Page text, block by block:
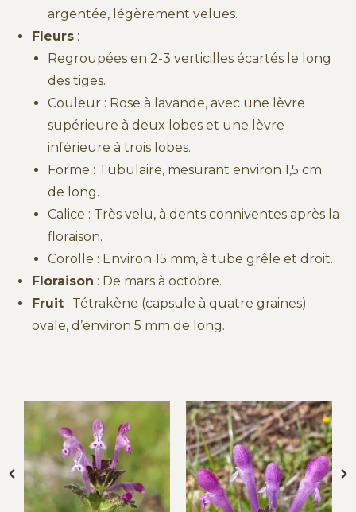
argentée, légèrement velues.
Fleurs :
Regroupées en 2-3 verticilles écartés le long
des tiges.
Couleur : Rose à lavande, avec une lèvre
supérieure à deux lobes et une lèvre
inférieure à trois lobes.
Forme : Tubulaire, mesurant environ 1,5 cm
de long.
Calice : Très velu, à dents conniventes après la
floraison.
Corolle : Environ 15 mm, à tube grêle et droit.
Floraison : De mars à octobre.
Fruit : Tétrakène (capsule à quatre graines)
ovale, d’environ 5 mm de long.